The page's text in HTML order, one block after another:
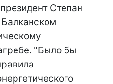
Степан
"Было бы